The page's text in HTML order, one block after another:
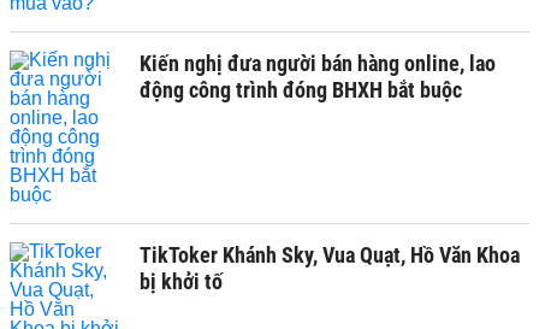
Kiến nghị đưa người bán hàng online, lao
động công trình đóng BHXH bắt buộc
TikToker Khánh Sky, Vua Quạt, Hồ Văn Khoa
bị khởi tố